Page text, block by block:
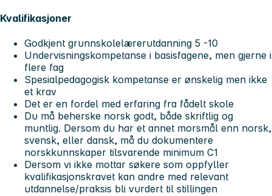
Kvalifikasjoner
Godkjent grunnskolelærerutdanning 5 -10
Undervisningskompetanse i basisfagene, men gjerne i
flere fag
Spesialpedagogisk kompetanse er ønskelig men ikke
et krav
Det er en fordel med erfaring fra fådelt skole
Du må beherske norsk godt, både skriftlig og
muntlig. Dersom du har et annet morsmål enn norsk,
svensk, eller dansk, må du dokumentere
norskkunnskaper tilsvarende minimum C1
Dersom vi ikke mottar søkere som oppfyller
kvalifikasjonskravet kan andre med relevant
utdannelse/praksis bli vurdert til stillingen